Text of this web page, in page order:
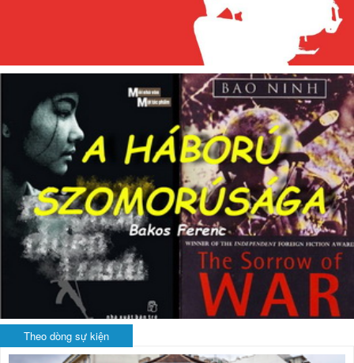
Theo dòng sự kiện